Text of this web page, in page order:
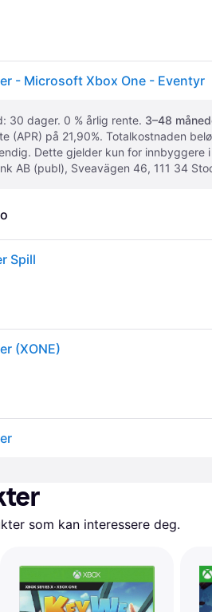
- Microsoft Xbox One - Eventyr
30 dager. 0 % årlig rente. 3–48
(APR) på 21,90%. Totalkostnaden
Dette gjelder kun for innbyggere
AB (publ), Sveavägen 46, 111 34
Spill
(XONE)
som kan interessere deg.